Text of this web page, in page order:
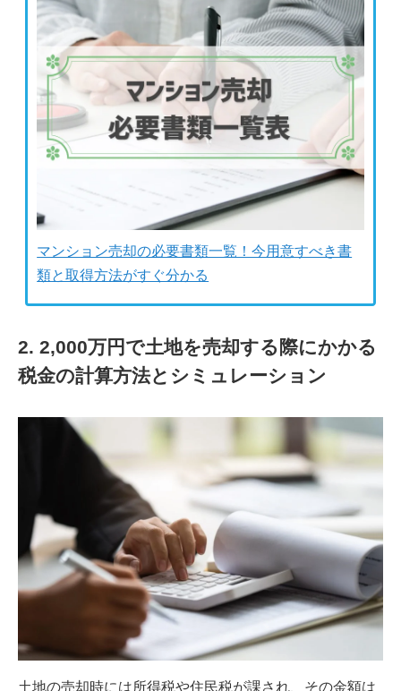
マンション売却の必要書類一覧！今用意すべき書
類と取得方法がすぐ分かる
2. 2,000万円で土地を売却する際にかかる
税金の計算方法とシミュレーション
土地の売却時には所得税や住民税が課され、その金額は